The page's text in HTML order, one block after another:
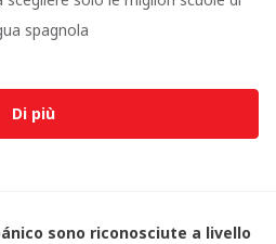
spagnola
Di più
sono riconosciute a livello